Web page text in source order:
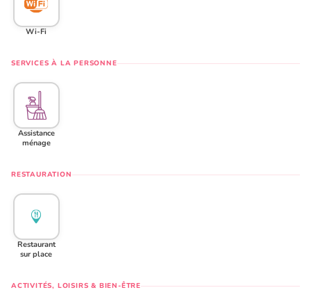
Wi-Fi
SERVICES À LA PERSONNE
Assistance
ménage
RESTAURATION
Restaurant
sur place
ACTIVITÉS, LOISIRS & BIEN-ÊTRE